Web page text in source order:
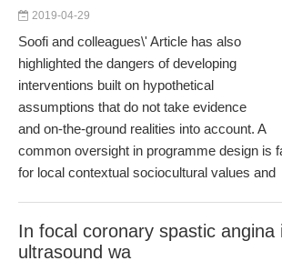
2019-04-29
Soofi and colleagues\' Article has also
highlighted the dangers of developing
interventions built on hypothetical
assumptions that do not take evidence
and on-the-ground realities into account. A
common oversight in programme design is
for local contextual sociocultural values and
In focal coronary spastic angina
ultrasound wa